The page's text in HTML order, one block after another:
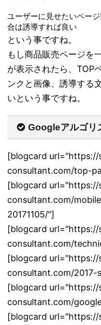
ユーザーに見せたいペー
合は誘導すれば良い
という事ですね。
もし商品販売ページを
が表示されたら、TOP
ンクと画像、誘導する
いという事ですね。
Googleアルゴリ
[blogcard url="https://
consultant.com/top-
[blogcard url="https://
consultant.com/
20171105/"]
[blogcard url="https://
consultant.com/
[blogcard url="https://
consultant.com/
[blogcard url="https://
consultant.com/
[blogcard url="https://